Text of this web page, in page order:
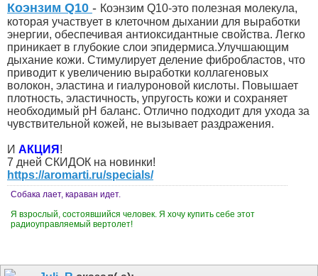
Коэнзим Q10 - Коэнзим Q10-это полезная молекула,
которая участвует в клеточном дыхании для выработки
энергии, обеспечивая антиоксидантные свойства. Легко
приникает в глубокие слои эпидермиса.Улучшающим
дыхание кожи. Стимулирует деление фибробластов, что
приводит к увеличению выработки коллагеновых
волокон, эластина и гиалуроновой кислоты. Повышает
плотность, эластичность, упругость кожи и сохраняет
необходимый pH баланс. Отлично подходит для ухода за
чувствительной кожей, не вызывает раздражения.
И АКЦИЯ !
7 дней СКИДОК на новинки!
https://aromarti.ru/specials/
Собака лает, караван идет.
Я взрослый, состоявшийся человек. Я хочу купить себе этот
радиоуправляемый вертолет!